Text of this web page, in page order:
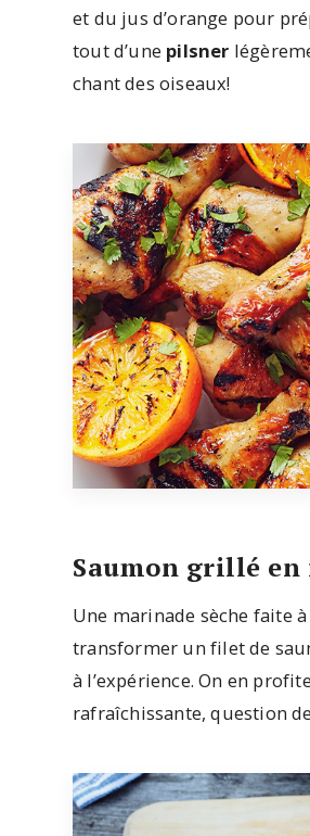
et du jus d’orange pour
tout d’une pilsner
chant des oiseaux!
Saumon grillé
Une marinade sèche faite
transformer un filet de
à l’expérience. On en
rafraîchissante, question